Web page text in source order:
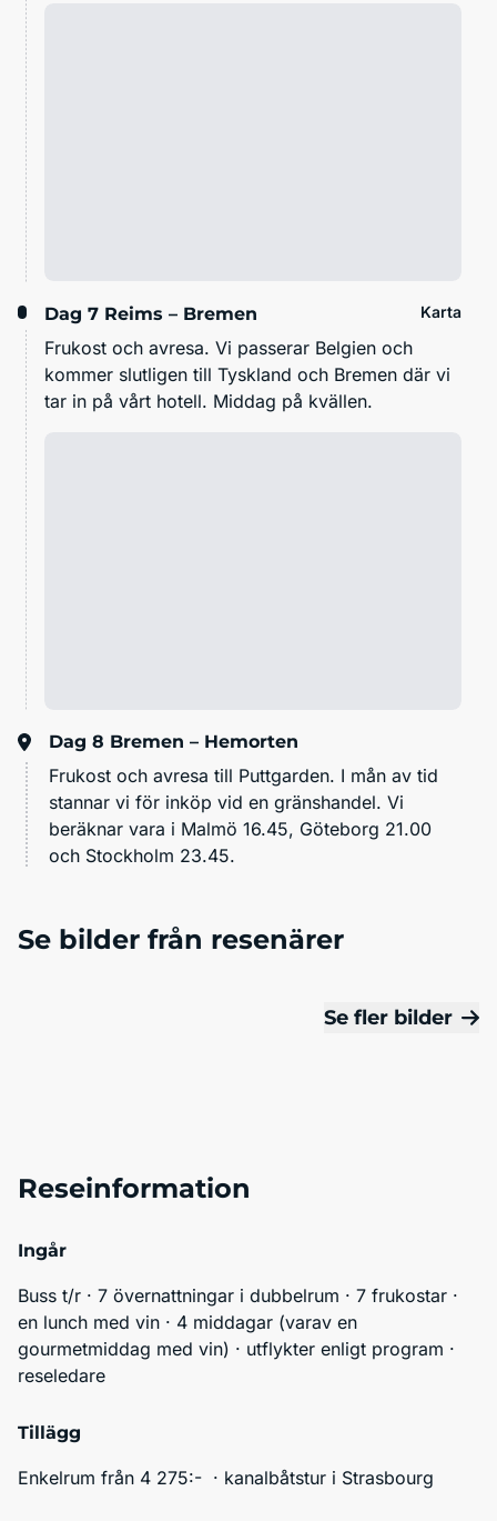
Dag 7 Reims – Bremen Karta
Frukost och avresa. Vi passerar Belgien och
kommer slutligen till Tyskland och Bremen där vi
tar in på vårt hotell. Middag på kvällen.
Dag 8 Bremen – Hemorten
Frukost och avresa till Puttgarden. I mån av tid
stannar vi för inköp vid en gränshandel. Vi
beräknar vara i Malmö 16.45, Göteborg 21.00
och Stockholm 23.45.
Se bilder från resenärer
Se fler bilder
Reseinformation
Ingår
Buss t/r · 7 övernattningar i dubbelrum · 7 frukostar ·
en lunch med vin · 4 middagar (varav en
gourmetmiddag med vin) · utflykter enligt program ·
reseledare
Tillägg
Enkelrum från 4 275:-  · kanalbåtstur i Strasbourg